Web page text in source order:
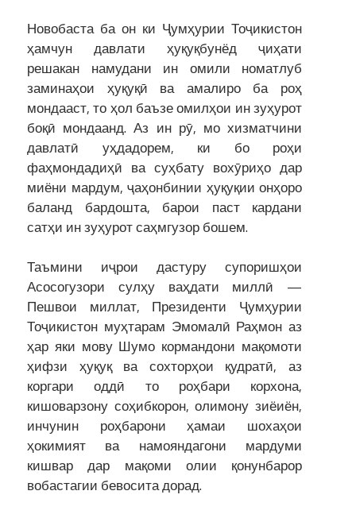
Новобаста ба он ки Ҷумҳурии Тоҷикистон
ҳамчун давлати ҳуқуқбунёд ҷиҳати
решакан намудани ин омили номатлуб
заминаҳои ҳуқуқӣ ва амалиро ба роҳ
мондааст, то ҳол баъзе омилҳои ин зуҳурот
боқӣ мондаанд. Аз ин рӯ, мо хизматчини
давлатӣ уҳдадорем, ки бо роҳи
фаҳмондадиҳӣ ва суҳбату вохӯриҳо дар
миёни мардум, ҷаҳонбинии ҳуқуқии онҳоро
баланд бардошта, барои паст кардани
сатҳи ин зуҳурот саҳмгузор бошем.
Таъмини иҷрои дастуру супоришҳои
Асосогузори сулҳу ваҳдати миллӣ —
Пешвои миллат, Президенти Ҷумҳурии
Тоҷикистон муҳтарам Эмомалӣ Раҳмон аз
ҳар яки мову Шумо кормандони мақомоти
ҳифзи ҳуқуқ ва сохторҳои қудратӣ, аз
коргари оддӣ то роҳбари корхона,
кишоварзону соҳибкорон, олимону зиёиён,
инчунин роҳбарони ҳамаи шохаҳои
ҳокимият ва намояндагони мардуми
кишвар дар мақоми олии қонунбарор
вобастагии бевосита дорад.